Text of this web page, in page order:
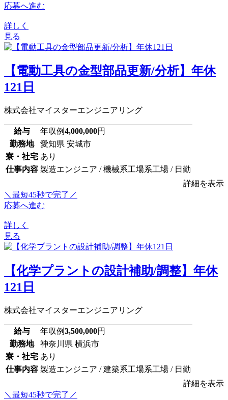
応募へ進む
詳しく
見る
【電動工具の金型部品更新/分析】年休
121日
株式会社マイスターエンジニアリング
給与 年収例4,000,000円
勤務地
愛知県 安城市
寮・社宅 あり
仕事内容 製造エンジニア / 機械系工場系工場 / 日勤
詳細を表示
＼最短45秒で完了／
応募へ進む
詳しく
見る
【化学プラントの設計補助/調整】年休
121日
株式会社マイスターエンジニアリング
給与 年収例3,500,000円
勤務地
神奈川県 横浜市
寮・社宅 あり
仕事内容 製造エンジニア / 建築系工場系工場 / 日勤
詳細を表示
＼最短45秒で完了／